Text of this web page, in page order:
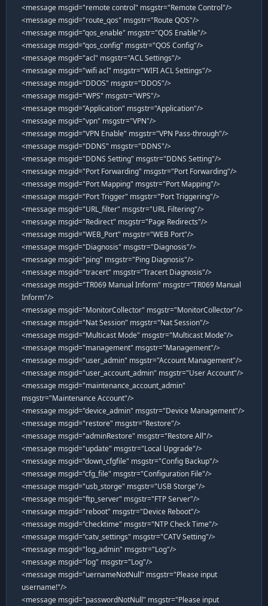
<message msgid="remote control" msgstr="Remote Control"/>
<message msgid="route_qos" msgstr="Route QOS"/>
<message msgid="qos_enable" msgstr="QOS Enable"/>
<message msgid="qos_config" msgstr="QOS Config"/>
<message msgid="acl" msgstr="ACL Settings"/>
<message msgid="wifi acl" msgstr="WIFI ACL Settings"/>
<message msgid="DDOS" msgstr="DDOS"/>
<message msgid="WPS" msgstr="WPS"/>
<message msgid="Application" msgstr="Application"/>
<message msgid="vpn" msgstr="VPN"/>
<message msgid="VPN Enable" msgstr="VPN Pass-through"/>
<message msgid="DDNS" msgstr="DDNS"/>
<message msgid="DDNS Setting" msgstr="DDNS Setting"/>
<message msgid="Port Forwarding" msgstr="Port Forwarding"/>
<message msgid="Port Mapping" msgstr="Port Mapping"/>
<message msgid="Port Trigger" msgstr="Port Triggering"/>
<message msgid="URL_filter" msgstr="URL Filtering"/>
<message msgid="Redirect" msgstr="Page Redirects"/>
<message msgid="WEB_Port" msgstr="WEB Port"/>
<message msgid="Diagnosis" msgstr="Diagnosis"/>
<message msgid="ping" msgstr="Ping Diagnosis"/>
<message msgid="tracert" msgstr="Tracert Diagnosis"/>
<message msgid="TR069 Manual Inform" msgstr="TR069 Manual
Inform"/>
<message msgid="MonitorCollector" msgstr="MonitorCollector"/>
<message msgid="Nat Session" msgstr="Nat Session"/>
<message msgid="Multicast Mode" msgstr="Multicast Mode"/>
<message msgid="management" msgstr="Management"/>
<message msgid="user_admin" msgstr="Account Management"/>
<message msgid="user_account_admin" msgstr="User Account"/>
<message msgid="maintenance_account_admin"
msgstr="Maintenance Account"/>
<message msgid="device_admin" msgstr="Device Management"/>
<message msgid="restore" msgstr="Restore"/>
<message msgid="adminRestore" msgstr="Restore All"/>
<message msgid="update" msgstr="Local Upgrade"/>
<message msgid="down_cfgfile" msgstr="Config Backup"/>
<message msgid="cfg_file" msgstr="Configuration File"/>
<message msgid="usb_storge" msgstr="USB Storge"/>
<message msgid="ftp_server" msgstr="FTP Server"/>
<message msgid="reboot" msgstr="Device Reboot"/>
<message msgid="checktime" msgstr="NTP Check Time"/>
<message msgid="catv_settings" msgstr="CATV Setting"/>
<message msgid="log_admin" msgstr="Log"/>
<message msgid="log" msgstr="Log"/>
<message msgid="uernameNotNull" msgstr="Please input
username!"/>
<message msgid="passwordNotNull" msgstr="Please input